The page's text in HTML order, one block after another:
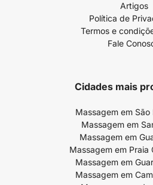
Artigos
Política de
Termos e
Fale
Cidades mais
Massagem em São
Massagem em
Massagem em
Massagem em Praia
Massagem em
Massagem em